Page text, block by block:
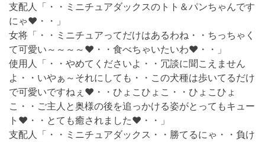
支配人「・・ミニチュアダックスのトト＆パンちゃんです
にゃ❤・・」
女将「・・ミニチュアってだけはあるわね・・ちっちゃく
て可愛い～～～～❤・・食べちゃいたいわ❤・・」
使用人「・・やめてくださいよ・・冗談に聞こえません
よ・・いやぁ～それにしても・・この犬種は歩いてるだけ
で可愛いですねぇ❤・・ひょこひょこ・・ひょこひょ
こ・・ご主人と奥様の後を追っかける姿がとってもキュー
ト❤・・とても癒されました❤・・」
支配人「・・ミニチュアダックス・・勝てるにゃ・・負け